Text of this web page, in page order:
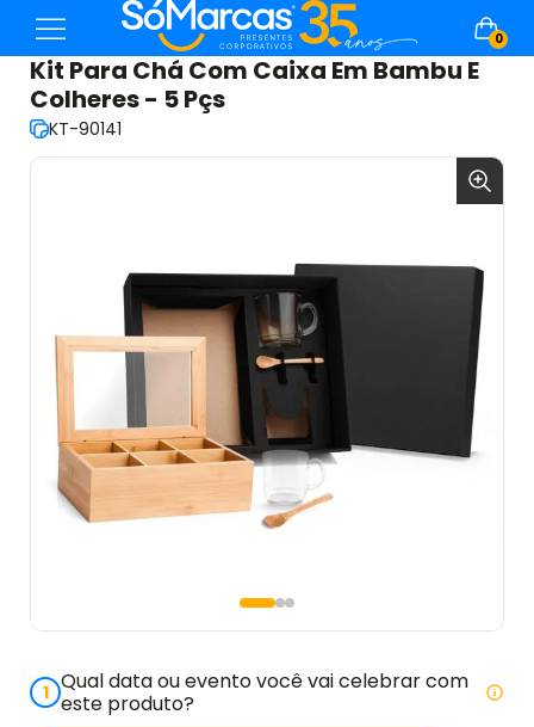
0
Kit Para Chá Com Caixa Em Bambu E
Colheres - 5 Pçs
KT-90141
1 Qual data ou evento você vai celebrar com
este produto?